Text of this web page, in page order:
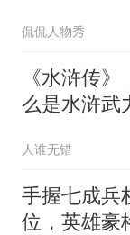
侃侃人物秀
《水浒传
么是水浒武
人谁无错
手握七成兵
位，英雄豪